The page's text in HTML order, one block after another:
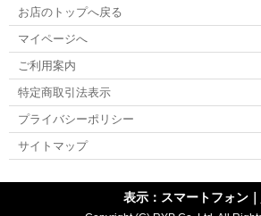
お店のトップへ戻る
マイページへ
ご利用案内
特定商取引法表示
プライバシーポリシー
サイトマップ
表示：スマートフォン｜